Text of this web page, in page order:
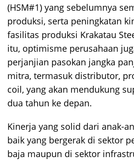
(HSM#1) yang sebelumnya
produksi, serta peningkatan
fasilitas produksi Krakatau
itu, optimisme perusahaan
perjanjian pasokan jangka
mitra, termasuk distributor,
coil, yang akan mendukung
dua tahun ke depan.
Kinerja yang solid dari anak-
baik yang bergerak di sektor
baja maupun di sektor